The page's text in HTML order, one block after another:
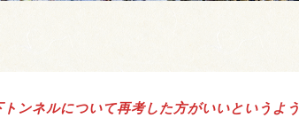
ンネルについて再考した方がいいというよう